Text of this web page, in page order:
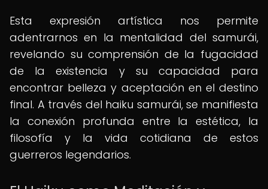
Esta expresión artística nos permite
adentrarnos en la mentalidad del samurái,
revelando su comprensión de la fugacidad
de la existencia y su capacidad para
encontrar belleza y aceptación en el destino
final. A través del haiku samurái, se manifiesta
la conexión profunda entre la estética, la
filosofía y la vida cotidiana de estos
guerreros legendarios.